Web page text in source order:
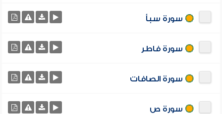
سورة سبأ
سورة فاطر
سورة الصافات
سورة ص